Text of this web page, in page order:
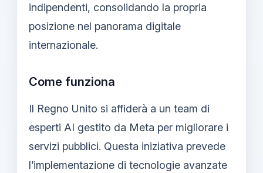
indipendenti, consolidando la propria
posizione nel panorama digitale
internazionale.
Come funziona
Il Regno Unito si affiderà a un team di
esperti AI gestito da Meta per migliorare i
servizi pubblici. Questa iniziativa prevede
l’implementazione di tecnologie avanzate